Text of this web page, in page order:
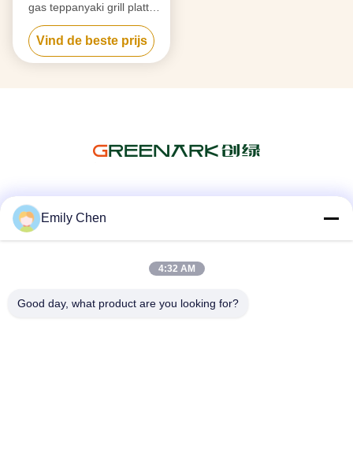
gas teppanyaki grill platte
grill oppervlak
Temperatuurbereik 50-300C
Vind de beste prijs
Emily Chen
4:32 AM
Good day, what product are you looking for?